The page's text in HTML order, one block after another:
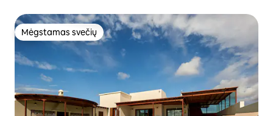
Mėgstamas svečių
Mėgstamas svečių